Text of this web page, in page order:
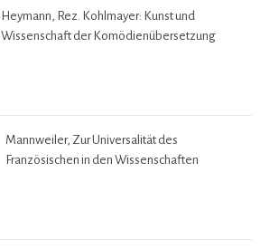
Heymann, Rez. Kohlmayer: Kunst und
Wissenschaft der Komödienübersetzung
Mannweiler, Zur Universalität des
Französischen in den Wissenschaften